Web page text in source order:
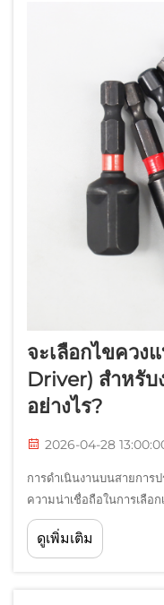
จะเลือกไขควง
Driver) สำหรับ
อย่างไร?
2026-04-28
การดำเนินงานบนสายการ
ความน่าเชื่อถือในการเลื
Driver) จึงเป็นส่วนประกอ
ประสิทธิภาพในสภาพแวด
ดูเพิ่มเติม